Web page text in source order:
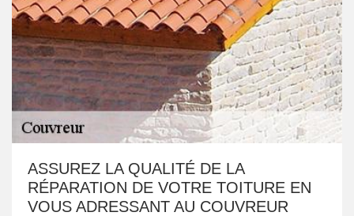
ASSUREZ LA QUALITÉ DE LA
RÉPARATION DE VOTRE TOITURE EN
VOUS ADRESSANT AU COUVREUR